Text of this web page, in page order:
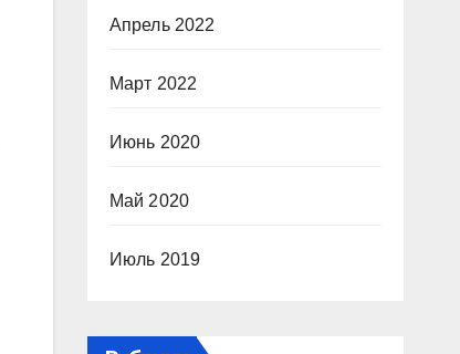
Апрель 2022
Март 2022
Июнь 2020
Май 2020
Июль 2019